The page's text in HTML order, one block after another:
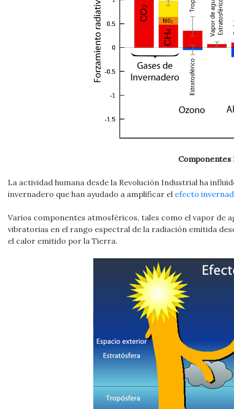
Componentes
La actividad humana desde la Revolución Industrial ha
invernadero que han ayudado a amplificar el efecto
Varios componentes atmosféricos, tales como el vapor de
vibratorias en el rango espectral de la radiación emitida
el calor emitido por la Tierra.